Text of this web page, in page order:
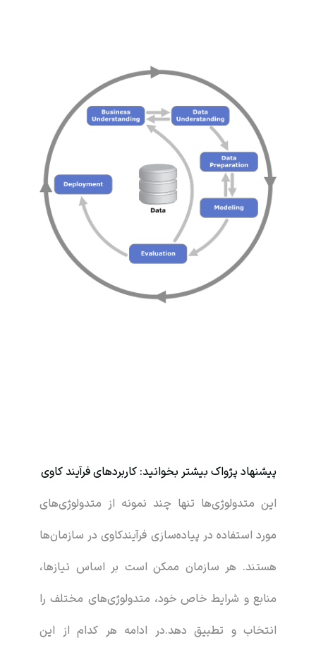
پیشنهاد پژواک بیشتر بخوانید: کاربردهای فرآیند کاوی
این متدولوژی‌ها تنها چند نمونه از متدولوژی‌های
مورد استفاده در پیاده‌سازی فرآیندکاوی در سازمان‌ها
هستند. هر سازمان ممکن است بر اساس نیازها،
منابع و شرایط خاص خود، متدولوژی‌های مختلف را
انتخاب و تطبیق دهد.در ادامه هر کدام از این